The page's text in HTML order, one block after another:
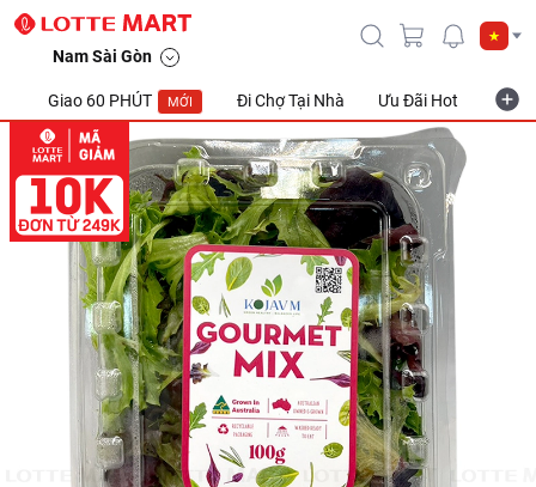
Nam Sài Gòn
Giao 60 PHÚT MỚI Đi Chợ Tại Nhà Ưu Đãi Hot